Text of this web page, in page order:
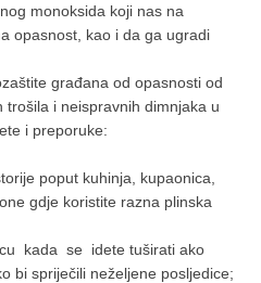
monoksida koji nas na
opasnost, kao i da ga ugradi
građana od opasnosti od
trošila i neispravnih dimnjaka u
i preporuke:
poput kuhinja, kupaonica,
gdje koristite razna plinska
kada se idete tuširati ako
bi spriječili neželjene posljedice;